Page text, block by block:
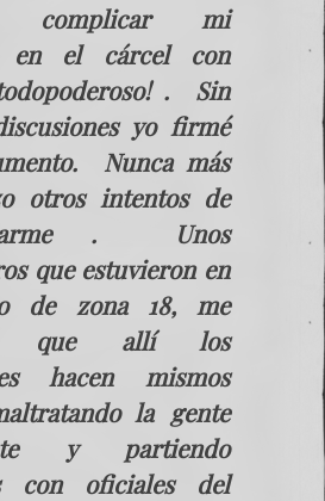
complicar mi
en el cárcel con
. Sin
yo firmé
Nunca más
otros intentos de
. Unos
que estuvieron en
de zona 18, me
que allí los
hacen mismos
la gente
y partiendo
con oficiales del